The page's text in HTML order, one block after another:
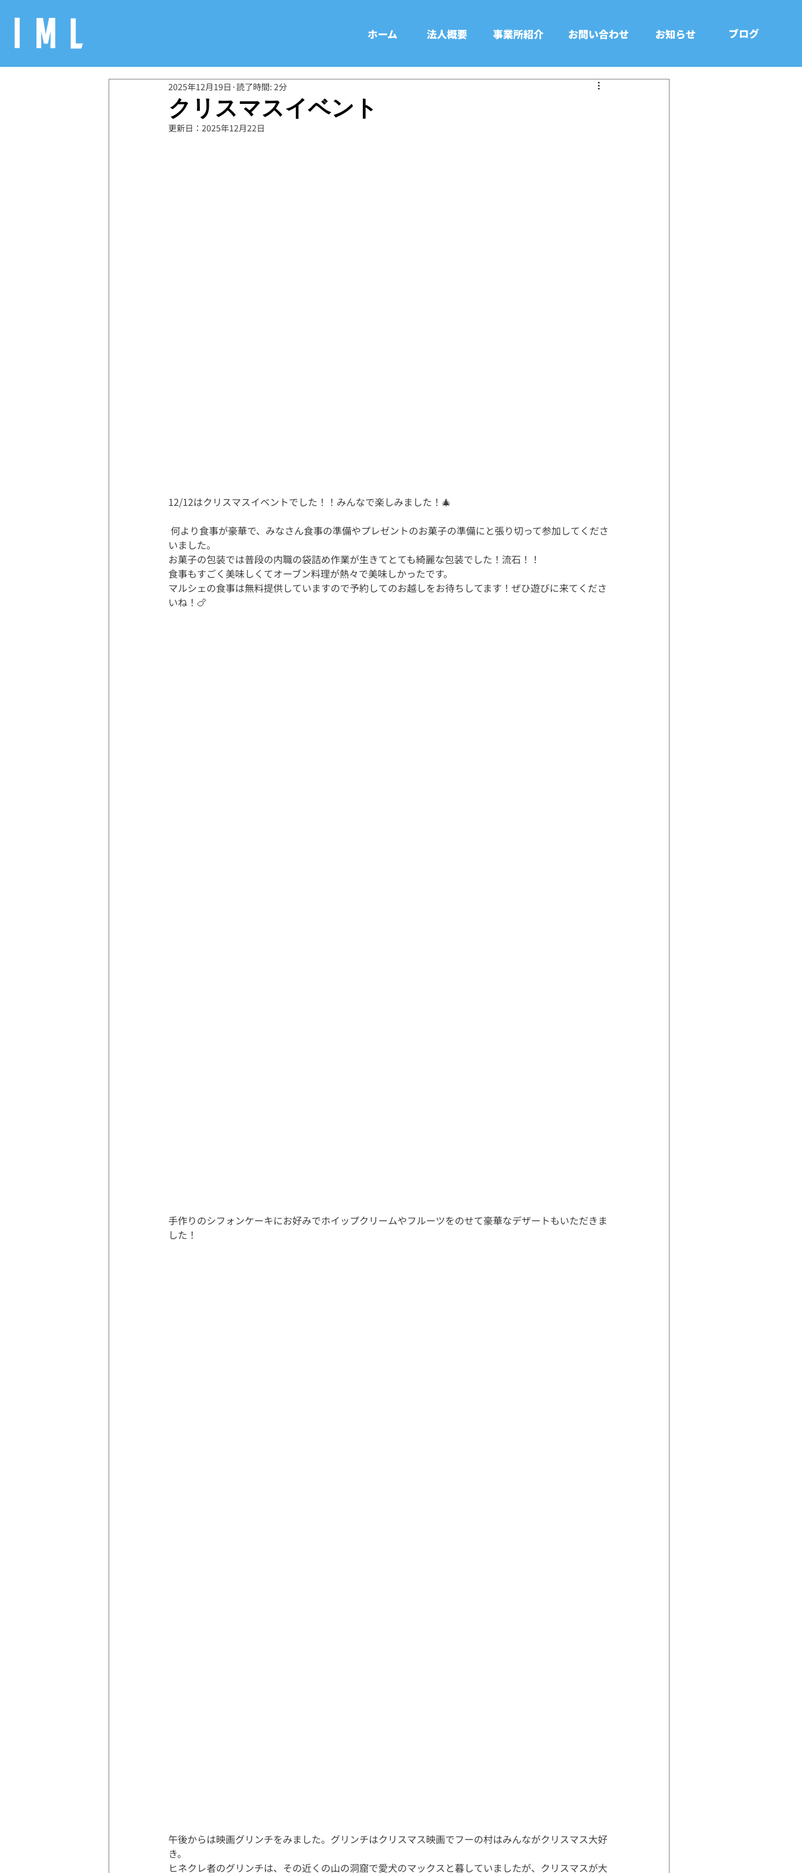
ホーム 法人概要 事業所紹介 お問い合わせ お知らせ ブログ
クリスマスイベント
2025年12月19日 読了時間: 2分
更新日： 2025年12月22日
12/12はクリスマスイベントでした！！みんなで楽しみました！🎄
いました。
お菓子の包装では普段の内職の袋詰め作業が生きてとても綺麗な包装でした！流石！！
食事もすごく美味しくてオーブン料理が熱々で美味しかったです。
マルシェの食事は無料提供していますので予約してのお越しをお待ちしてます！ぜひ遊びに来てくださ
いね！🍗
手作りのシフォンケーキにお好みでホイップクリームやフルーツをのせて豪華なデザートもいただきま
した！
午後からは映画グリンチをみました。グリンチはクリスマス映画でフーの村はみんながクリスマス大好
き。
ヒネクレ者のグリンチは、その近くの山の洞窟で愛犬のマックスと暮していましたが、クリスマスが大